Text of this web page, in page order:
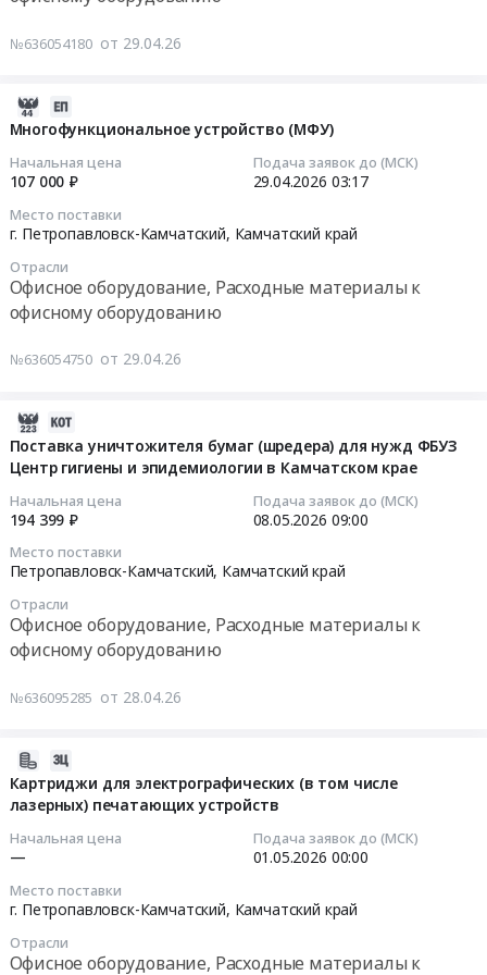
№636054180 от 29.04.26
Многофункциональное устройство (МФУ)
Начальная цена
107 000 ₽
Подача заявок до (МСК)
29.04.2026 03:17
Место поставки
г. Петропавловск-Камчатский, Камчатский край
Отрасли
Офисное оборудование, Расходные материалы к
офисному оборудованию
№636054750 от 29.04.26
Поставка уничтожителя бумаг (шредера) для нужд ФБУЗ
Центр гигиены и эпидемиологии в Камчатском крае
Начальная цена
194 399 ₽
Подача заявок до (МСК)
08.05.2026 09:00
Место поставки
Петропавловск-Камчатский, Камчатский край
Отрасли
Офисное оборудование, Расходные материалы к
офисному оборудованию
№636095285 от 28.04.26
Картриджи для электрографических (в том числе
лазерных) печатающих устройств
Начальная цена
—
Подача заявок до (МСК)
01.05.2026 00:00
Место поставки
г. Петропавловск-Камчатский, Камчатский край
Отрасли
Офисное оборудование, Расходные материалы к